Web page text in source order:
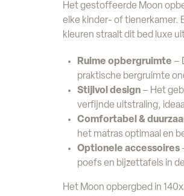
Het gestoffeerde Moon
elke kinder- of tienerkamer.
kleuren straalt dit bed luxe
Ruime opbergruimte –
praktische bergruimte
Stijlvol design – Het
verfijnde uitstraling,
Comfortabel &
het matras optimaal en
Optionele accessoires
poefs en bijzettafels in
Het Moon opbergbed in